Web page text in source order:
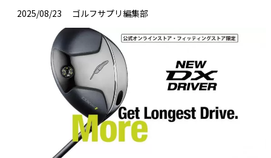
2025/08/23 ゴルフサプリ編集部